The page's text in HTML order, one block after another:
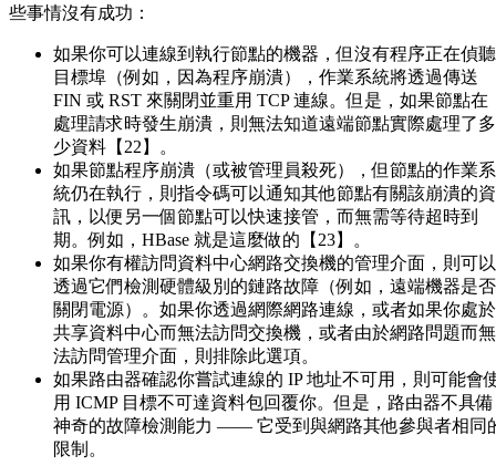
些事情沒有成功：
如果你可以連線到執行節點的機器，但沒有程序正在偵聽
目標埠（例如，因為程序崩潰），作業系統將透過傳送
FIN 或 RST 來關閉並重用 TCP 連線。但是，如果節點在
處理請求時發生崩潰，則無法知道遠端節點實際處理了多
少資料【22】。
如果節點程序崩潰（或被管理員殺死），但節點的作業系
統仍在執行，則指令碼可以通知其他節點有關該崩潰的資
訊，以便另一個節點可以快速接管，而無需等待超時到
期。例如，HBase 就是這麼做的【23】。
如果你有權訪問資料中心網路交換機的管理介面，則可以
透過它們檢測硬體級別的鏈路故障（例如，遠端機器是否
關閉電源）。如果你透過網際網路連線，或者如果你處於
共享資料中心而無法訪問交換機，或者由於網路問題而無
法訪問管理介面，則排除此選項。
如果路由器確認你嘗試連線的 IP 地址不可用，則可能會
用 ICMP 目標不可達資料包回覆你。但是，路由器不具備
神奇的故障檢測能力 —— 它受到與網路其他參與者相同
限制。